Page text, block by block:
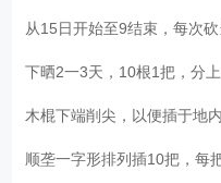
从15日开始至9结束，每次
下晒2一3天，10根1把，分
木棍下端削尖，以便插于地
顺垄一字形排列插10把，每